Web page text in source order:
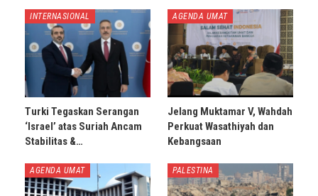
INTERNASIONAL
Turki Tegaskan Serangan
‘Israel’ atas Suriah Ancam
Stabilitas &…
AGENDA UMAT
Jelang Muktamar V, Wahdah
Perkuat Wasathiyah dan
Kebangsaan
AGENDA UMAT PALESTINA